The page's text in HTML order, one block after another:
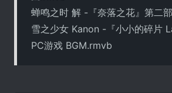
蝉鸣之时 解 -『奈落之花』第二
雪之少女 Kanon -『小小的碎片
PC游戏 BGM.rmvb